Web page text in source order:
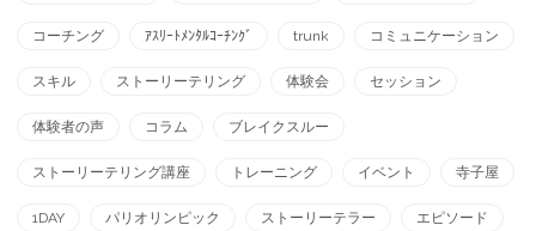
コーチング ｱｽﾘｰﾄﾒﾝﾀﾙｺｰﾁﾝｸﾞ trunk コミュニケーション
スキル ストーリーテリング 体験会 セッション
体験者の声 コラム ブレイクスルー
ストーリーテリング講座 トレーニング イベント 寺子屋
1DAY パリオリンピック ストーリーテラー エピソード